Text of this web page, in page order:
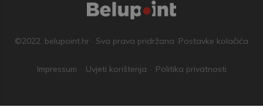
©2022. belupoint.hr · Sva prava pridržana ·Postavke kolačića
Impressum Uvjeti korištenja Politika privatnosti